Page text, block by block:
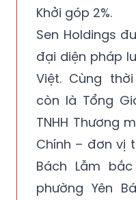
Khởi góp 2%.
Sen Holdings
đại diện pháp
Việt. Cùng
còn là Tổng
TNHH Thương
Chính – đơn vị
Bách Lẫm
phường Yên